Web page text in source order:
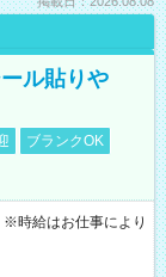
ル貼りや
ブランクOK
給はお仕事により